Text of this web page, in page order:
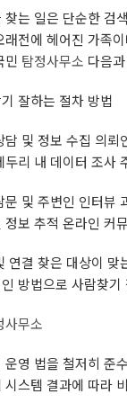
찾는 일은 단순한 검
래전에 헤어진 가족
민 탐정사무소 다음
잘하는 절차 방법
담 및 정보 수집 의뢰
두리 내 데이터 조사
문 및 주변인 인터뷰
정보 추적 온라인 커
연결 찾은 대상이 맞
방법으로 사람찾기
사무소
운영 법을 철저히 준
시스템 결과에 따라